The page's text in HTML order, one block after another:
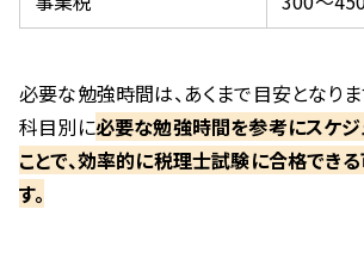
必要な勉強時間は、あくまで目安となりま
科目別に必要な勉強時間を参考にスケ
ことで、効率的に税理士試験に合格でき
す。